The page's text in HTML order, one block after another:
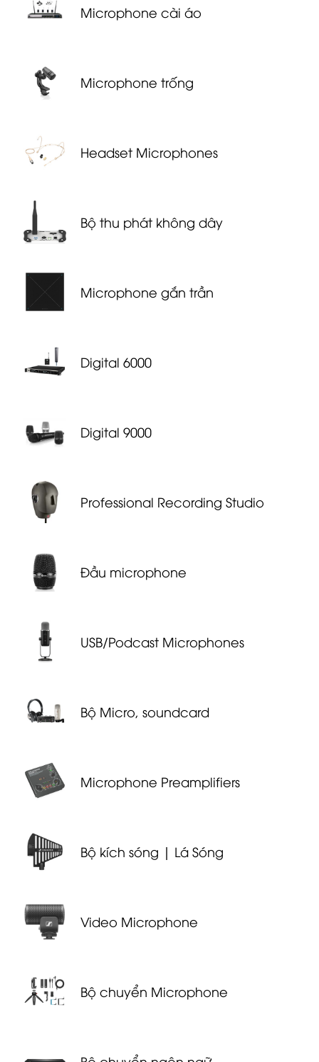
Microphone cài áo
Microphone trống
Headset Microphones
Bộ thu phát không dây
Microphone gắn trần
Digital 6000
Digital 9000
Professional Recording Studio
Đầu microphone
USB/Podcast Microphones
Bộ Micro, soundcard
Microphone Preamplifiers
Bộ kích sóng | Lá Sóng
Video Mi­cro­phone
Bộ chuyển Microphone